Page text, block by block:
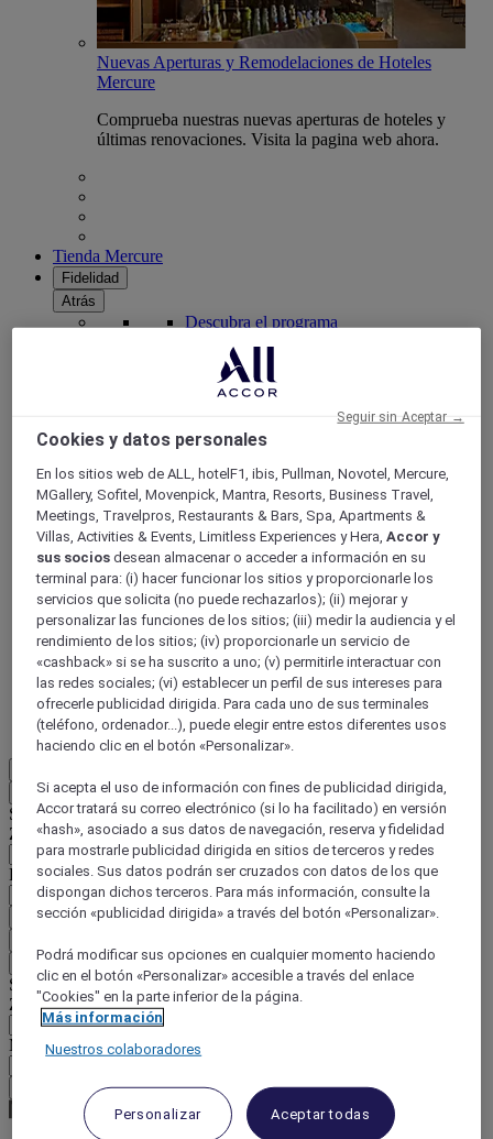
Nuevas Aperturas y Remodelaciones de Hoteles
Mercure
Comprueba nuestras nuevas aperturas de hoteles y
últimas renovaciones. Visita la pagina web ahora.
Tienda Mercure
Fidelidad
Atrás
Descubra el programa
ALL Accor+ Voyager
15% de descuent todo el año en sus estancias en +30
marcas
ÚNETE YA
Más
Atrás
Seleccione su país e idioma a continuación
Zona geográfica
País / Región - Idioma
Confirmar mi país e idioma
Atrás
Seleccione su moneda a continuación
Zona geográfica
Moneda
Confirmar mi moneda
Cookies y datos personales
En los sitios web de ALL, hotelF1, ibis, Pullman, Novotel, Mercure,
MGallery, Sofitel, Movenpick, Mantra, Resorts, Business Travel,
Meetings, Travelpros, Restaurants & Bars, Spa, Apartments &
Villas, Activities & Events, Limitless Experiences y Hera,Accor y
sus socios desean almacenar o acceder a información en su
terminal para: (i) hacer funcionar los sitios y proporcionarle los
servicios que solicita (no puede rechazarlos); (ii) mejorar y
personalizar las funciones de los sitios; (iii) medir la audiencia y el
rendimiento de los sitios; (iv) proporcionarle un servicio de
«cashback» si se ha suscrito a uno; (v) permitirle interactuar con
las redes sociales; (vi) establecer un perfil de sus intereses para
ofrecerle publicidad dirigida. Para cada uno de sus terminales
(teléfono, ordenador...), puede elegir entre estos diferentes usos
haciendo clic en el botón «Personalizar».
Si acepta el uso de información con fines de publicidad dirigida,
Accor tratará su correo electrónico (si lo ha facilitado) en versión
«hash», asociado a sus datos de navegación, reserva y fidelidad
para mostrarle publicidad dirigida en sitios de terceros y redes
sociales. Sus datos podrán ser cruzados con datos de los que
dispongan dichos terceros. Para más información, consulte la
sección «publicidad dirigida» a través del botón «Personalizar».
Podrá modificar sus opciones en cualquier momento haciendo
clic en el botón «Personalizar» accesible a través del enlace
"Cookies" en la parte inferior de la página.
Más información
Nuestros colaboradores
Personalizar Aceptar todas
Seguir sin Aceptar →